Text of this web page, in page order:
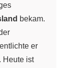
bekam.
er
Heute ist